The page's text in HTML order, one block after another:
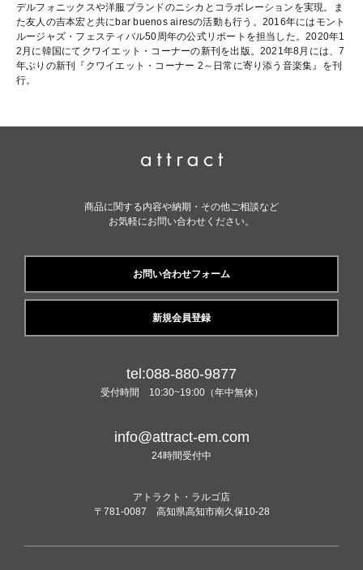
デルフォニックスや洋服ブランドのニシカとコラボレーションを実現。ま
た友人の吉本宏と共にbar buenos airesの活動も行う。2016年にはモント
ルージャズ・フェスティバル50周年の公式リポートを担当した。2020年1
2月に韓国にてクワイエット・コーナーの新刊を出版。2021年8月には、7
年ぶりの新刊『クワイエット・コーナー 2～日常に寄り添う音楽集』を刊
行。
商品に関する内容や納期・その他ご相談など
お気軽にお問い合わせください。
お問い合わせフォーム
新規会員登録
tel:088-880-9877
受付時間 10:30~19:00（年中無休）
info@attract-em.com
24時間受付中
アトラクト・ラルゴ店
〒781-0087 高知県高知市南久保10-28